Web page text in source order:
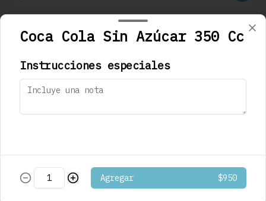
Café Mocaccino
Vainilla Musetti
Coca Cola Sin Azúcar 350 Cc
Instrucciones especiales
Agregar $950